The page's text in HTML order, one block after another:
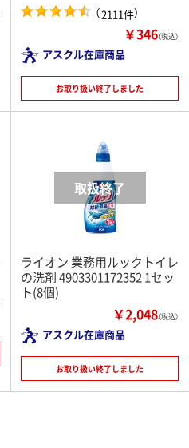
（2111件）
￥346（税込）
アスクル在庫商品
お取り扱い終了しました
ライオン 業務用ルックトイレ
の洗剤 4903301172352 1セッ
ト(8個)
￥2,048（税込）
アスクル在庫商品
お取り扱い終了しました